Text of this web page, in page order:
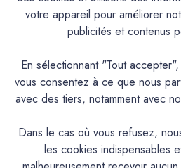
Pigments poudre à mélanger,
l’extérieur pour les teintes
CAP ROUX, CISTE, CRIQUE,
FIGUIER, GOLF CLAIR, GRAND
LAURIER, LONGAGNE, MINOT,
SORMIOU, TREMPETTE.Teintes
l’extérieur sauf dans le cas d’une
votre appareil pour améliorer
publicités et contenus
En sélectionnant "Tout
vous consentez à ce que nous
avec des tiers, notamment avec
Dans le cas où vous refusez,
les cookies indispensables